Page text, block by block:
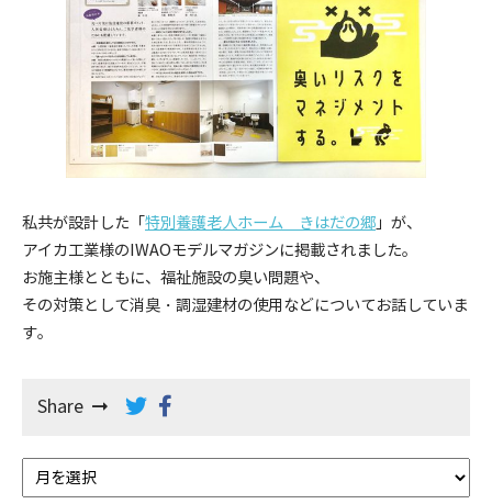
私共が設計した「特別養護老人ホーム きはだの郷 」が、
アイカ工業様のIWAOモデルマガジンに掲載されました。
お施主様とともに、福祉施設の臭い問題や、
その対策として消臭・調湿建材の使用などについてお話していま
す。
Share